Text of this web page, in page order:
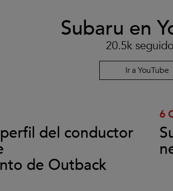
Subaru en
20.5k
Ir a YouTube
del conductor
de Outback
las
y
6